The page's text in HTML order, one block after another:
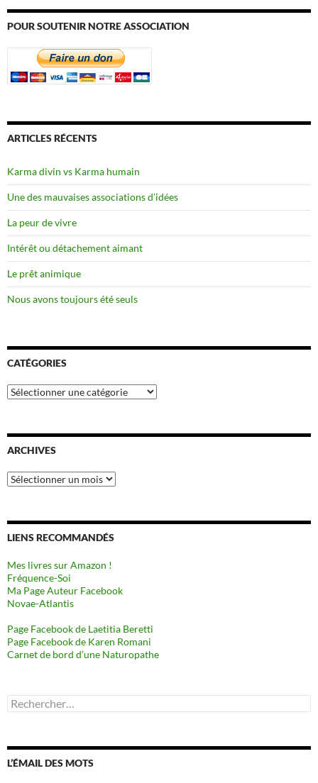
POUR SOUTENIR NOTRE ASSOCIATION
ARTICLES RÉCENTS
Karma divin vs Karma humain
Une des mauvaises associations d’idées
La peur de vivre
Intérêt ou détachement aimant
Le prêt animique
Nous avons toujours été seuls
CATÉGORIES
Catégories
ARCHIVES
Archives
LIENS RECOMMANDÉS
Mes livres sur Amazon !
Fréquence-Soi
Ma Page Auteur Facebook
Novae-Atlantis
Page Facebook de Laetitia Beretti
Page Facebook de Karen Romani
Carnet de bord d’une Naturopathe
Rechercher :
L’ÉMAIL DES MOTS